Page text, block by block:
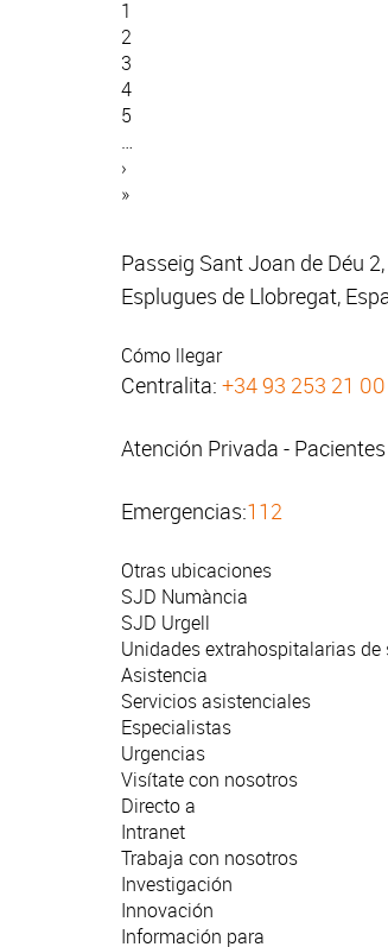
Paginación
Página
actual
1
Página
2
Página
3
Página
4
Página
5
…
Siguiente
página
›
Última
»
Passeig Sant Joan de Déu
Esplugues de Llobregat,
Cómo llegar
Centralita: +34 93 253 21 00
Atención Privada -
Emergencias:112
Otras ubicaciones
SJD Numància
SJD Urgell
Unidades extrahospitalarias
Asistencia
Servicios asistenciales
Especialistas
Urgencias
Visítate con nosotros
Directo a
Intranet
Trabaja con nosotros
Investigación
Innovación
Información para